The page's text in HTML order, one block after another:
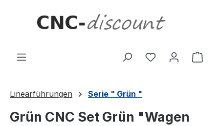
Linearführungen Serie " Grün "
Grün CNC Set Grün "Wagen